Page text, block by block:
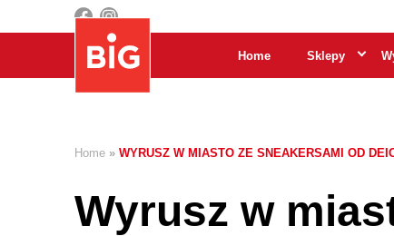
Home Sklepy
Home » WYRUSZ W MIASTO ZE SNEAKERSAMI OD
Wyrusz w